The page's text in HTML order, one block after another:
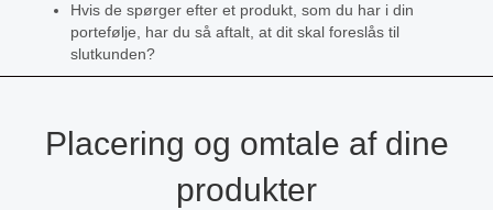
Hvis de spørger efter et produkt, som du har i din
portefølje, har du så aftalt, at dit skal foreslås til
slutkunden?
Placering og omtale af dine
produkter